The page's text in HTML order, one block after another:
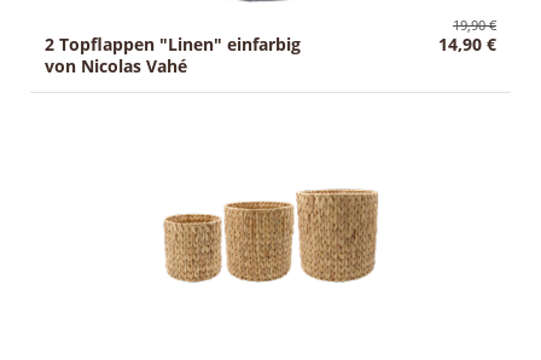
19,90 €
2 Topflappen "Linen" einfarbig
von Nicolas Vahé
14,90 €